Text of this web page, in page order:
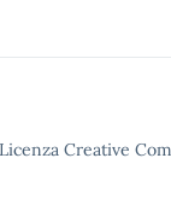
Creative